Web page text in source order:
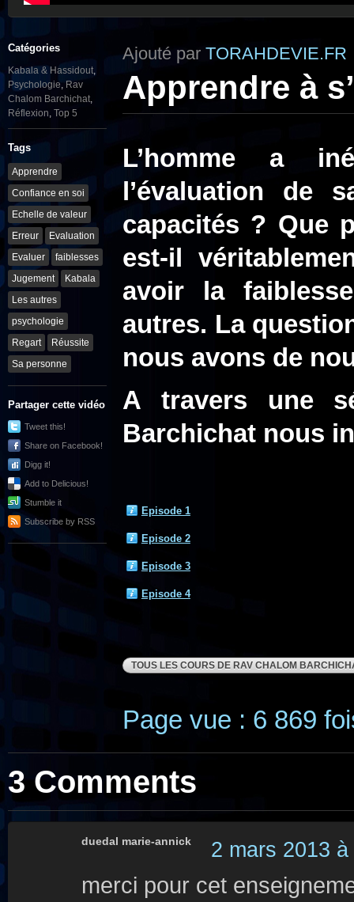
Catégories
Kabala & Hassidout,
Psychologie, Rav
Chalom Barchichat,
Réflexion, Top 5
Tags
Apprendre
Confiance en soi
Echelle de valeur
Erreur
Evaluation
Evaluer
faiblesses
Jugement
Kabala
Les autres
psychologie
Regart
Réussite
Sa personne
Partager cette vidéo
Tweet this!
Share on Facebook!
Digg it!
Add to Delicious!
Stumble it
Subscribe by RSS
Ajouté par TORAHDEVIE.FR
Apprendre à
L’homme a
l’évaluation de
capacités ? Que
est-il
avoir la
autres. La
nous avons de
A travers une
Barchichat nous
Episode 1
Episode 2
Episode 3
Episode 4
TOUS LES COURS DE RAV CHALOM
Page vue : 6 869
3 Comments
duedal marie-annick 2 mars 2013
merci pour cet